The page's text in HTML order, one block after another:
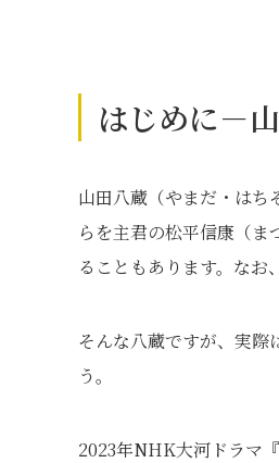
はじめに－
山田八蔵（やまだ・はち
らを主君の松平信康（
ることもあります。なお
そんな八蔵ですが、実
う。
2023年NHK大河ドラマ